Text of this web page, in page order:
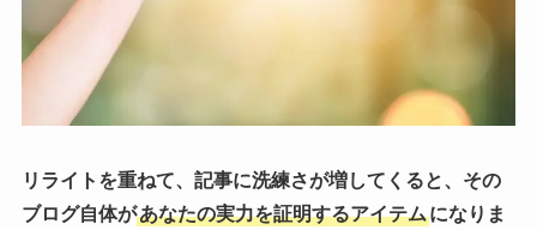
リライトを重ねて、記事に洗練さが増してくると、その
ブログ自体があなたの実力を証明するアイテムになりま